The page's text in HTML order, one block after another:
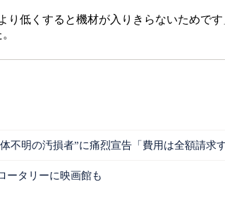
り低くすると機材が入りきらないため
不明の汚損者”に痛烈宣告「費用は全額請求す
ータリーに映画館も